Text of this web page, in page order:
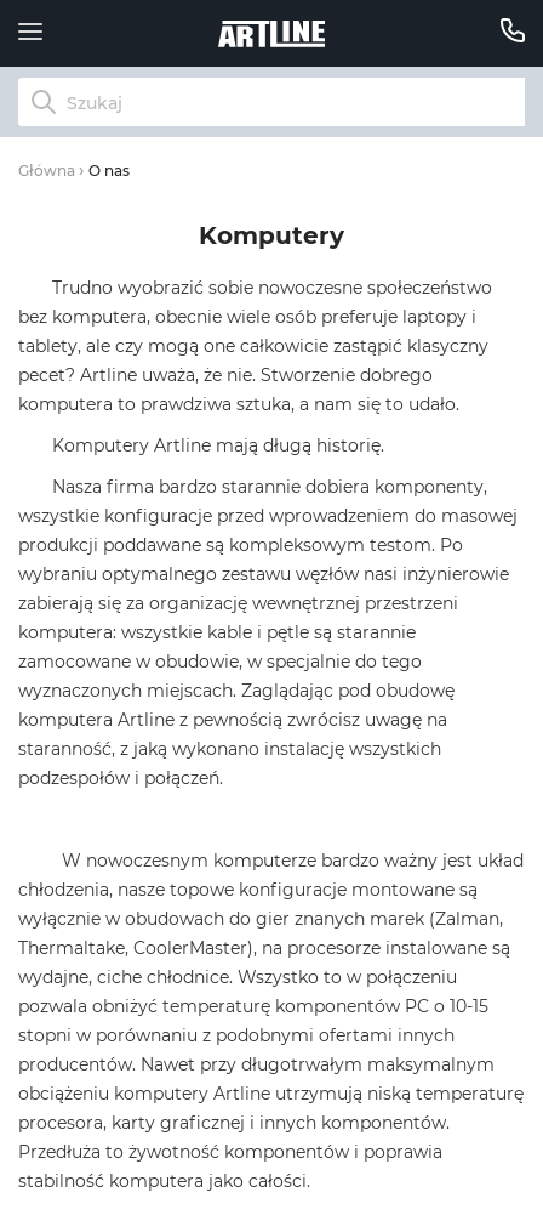
Główna O nas
Komputery
Trudno wyobrazić sobie nowoczesne społeczeństwo
bez komputera, obecnie wiele osób preferuje laptopy i
tablety, ale czy mogą one całkowicie zastąpić klasyczny
pecet? Artline uważa, że ​​nie. Stworzenie dobrego
komputera to prawdziwa sztuka, a nam się to udało.
Komputery Artline mają długą historię.
Nasza firma bardzo starannie dobiera komponenty,
wszystkie konfiguracje przed wprowadzeniem do masowej
produkcji poddawane są kompleksowym testom. Po
wybraniu optymalnego zestawu węzłów nasi inżynierowie
zabierają się za organizację wewnętrznej przestrzeni
komputera: wszystkie kable i pętle są starannie
zamocowane w obudowie, w specjalnie do tego
wyznaczonych miejscach. Zaglądając pod obudowę
komputera Artline z pewnością zwrócisz uwagę na
staranność, z jaką wykonano instalację wszystkich
podzespołów i połączeń.
W nowoczesnym komputerze bardzo ważny jest układ
chłodzenia, nasze topowe konfiguracje montowane są
wyłącznie w obudowach do gier znanych marek (Zalman,
Thermaltake, CoolerMaster), na procesorze instalowane są
wydajne, ciche chłodnice. Wszystko to w połączeniu
pozwala obniżyć temperaturę komponentów PC o 10-15
stopni w porównaniu z podobnymi ofertami innych
producentów. Nawet przy długotrwałym maksymalnym
obciążeniu komputery Artline utrzymują niską temperaturę
procesora, karty graficznej i innych komponentów.
Przedłuża to żywotność komponentów i poprawia
stabilność komputera jako całości.